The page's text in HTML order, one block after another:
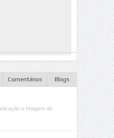
Comentários Blogs
e Imagem de